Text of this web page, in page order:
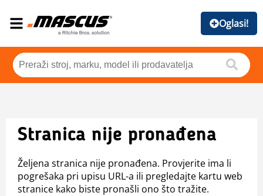
Oglasi!
Stranica nije pronađena
Željena stranica nije pronađena. Provjerite ima li
pogrešaka pri upisu URL-a ili pregledajte kartu web
stranice kako biste pronašli ono što tražite.